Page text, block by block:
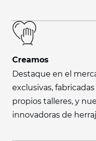
Creamos
Destaque en el
exclusivas,
propios talleres, y
innovadoras de